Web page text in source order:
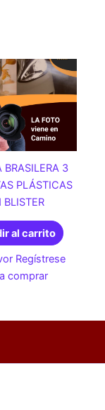
BRASILERA 3
PLÁSTICAS
BLISTER
al carrito
Regístrese
comprar